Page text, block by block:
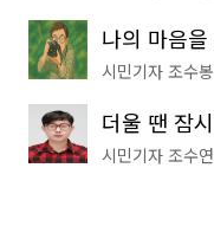
시민기자 조수봉
시민기자 조수연